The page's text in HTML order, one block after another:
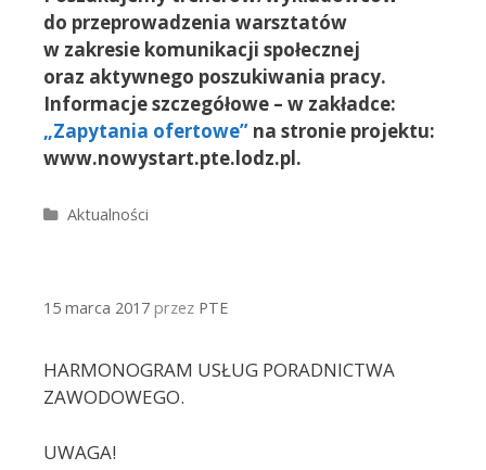
do przeprowadzenia warsztatów
w zakresie komunikacji społecznej
oraz aktywnego poszukiwania pracy.
Informacje szczegółowe – w zakładce:
„Zapytania ofertowe” na stronie projektu:
www.nowystart.pte.lodz.pl.
Kategorie
Aktualności
15 marca 2017 przez PTE
HARMONOGRAM USŁUG PORADNICTWA
ZAWODOWEGO.
UWAGA!